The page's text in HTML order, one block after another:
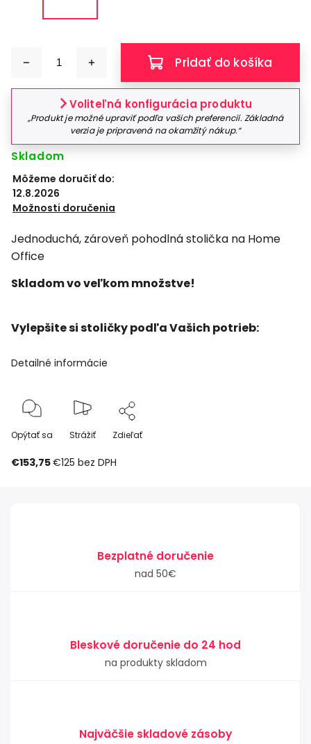
€153,75€125 bez DPH
Skladom
Môžeme doručiť do:
12.8.2026
Možnosti doručenia
Voliteľná konfigurácia produktu
„Produkt je možné upraviť podľa vašich preferencií. Základná
verzia je pripravená na okamžitý nákup.“
Pridať do košíka
Jednoduchá, zároveň pohodlná stolička na Home
Office
Skladom vo veľkom množstve!
Vylepšite si stoličky podľa Vašich potrieb:
Detailné informácie
Opýtať sa Strážiť Zdieľať
Bezplatné doručenie
nad 50€
Bleskové doručenie do 24 hod
na produkty skladom
Najväčšie skladové zásoby